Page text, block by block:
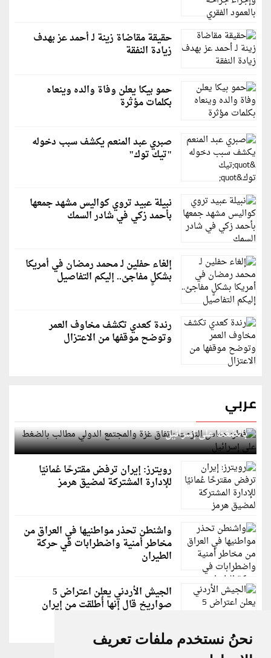
نحنُ نستخدم ملفات تعريف
حقيقة مقاضاة زينة لـ أحمد عز بهدف
زيادة النفقة
حمو بيكا يعلن وفاة والده وينعاه
بكلمات مؤثرة
صبري عبد المنعم يكشف سبب دخوله
"تيك توك"
نبيلة عبيد تروي كواليس مشهد جمعها
بأحمد زكي في شادر السمك
إلغاء حفلين لـ محمد رمضان في أمريكا
بشكلٍ مفاجئ.. إليكم التفاصيل
رندة كعدي تكشف مخاوف العمر
وتوضح موقفها من الاعتزال
عربي
قطر: حماس التزمت باتفاق غزة والمجتمع الدولي مطالب
بالضغط على إسرائيل
رويترز: إيران ترفض مقترحًا عُمانيًا
للإدارة المشتركة لمضيق هرمز
واشنطن تحذر مواطنيها في العراق من
مخاطر أمنية واضطرابات في حركة
الطيران
الجيش الأردني يعلن اعتراض 5
صواريخ قال إنها أُطلقت من إيران